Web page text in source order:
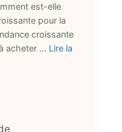
est-elle
pour la
croissante
acheter … Lire la